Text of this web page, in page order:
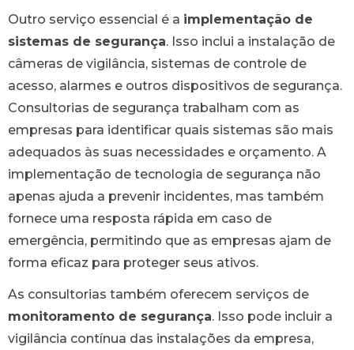
Outro serviço essencial é a implementação de
sistemas de segurança. Isso inclui a instalação de
câmeras de vigilância, sistemas de controle de
acesso, alarmes e outros dispositivos de segurança.
Consultorias de segurança trabalham com as
empresas para identificar quais sistemas são mais
adequados às suas necessidades e orçamento. A
implementação de tecnologia de segurança não
apenas ajuda a prevenir incidentes, mas também
fornece uma resposta rápida em caso de
emergência, permitindo que as empresas ajam de
forma eficaz para proteger seus ativos.
As consultorias também oferecem serviços de
monitoramento de segurança. Isso pode incluir a
vigilância contínua das instalações da empresa,